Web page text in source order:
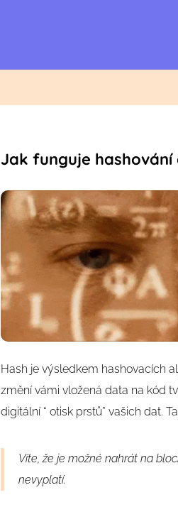
Jak funguje hashování
Hash je výsledkem hashovacích
změní vámi vložená data na kód
digitální “ otisk prstů” vašich dat.
Víte, že je možné nahrát na
nevyplatí.